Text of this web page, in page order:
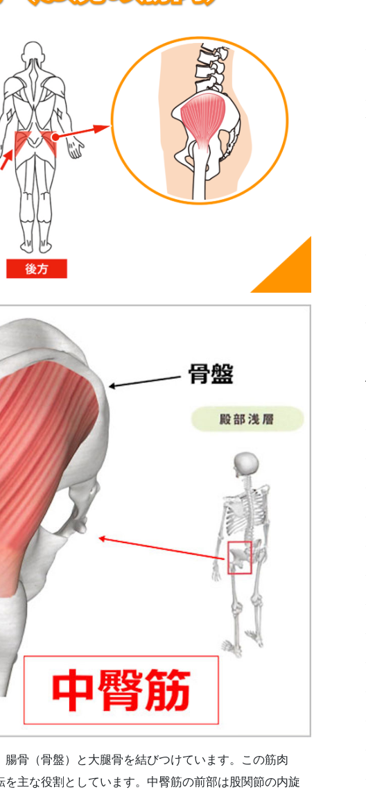
骨（骨盤）と大腿骨を結びつけています。この筋肉
主な役割としています。中臀筋の前部は股関節の内旋